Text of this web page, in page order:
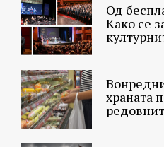
Од
Како се
храната